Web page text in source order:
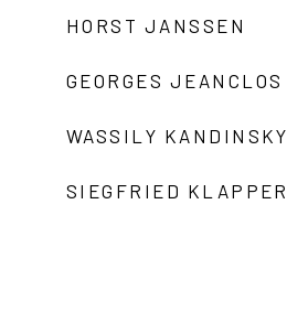
HORST JANSSEN
GEORGES JEANCLOS
WASSILY KANDINSKY
SIEGFRIED KLAPPER